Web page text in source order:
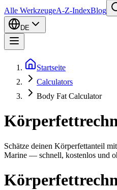
Alle WerkzeugeA-Z-IndexBlog
DE
Startseite
Calculators
Body Fat Calculator
Schätze deinen Körperfettanteil
Marine — schnell, kostenlos und